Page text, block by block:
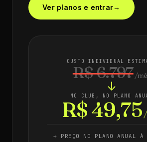
Ver planos e entrar→
CUSTO INDIVIDUAL
R$ 6.797/
↓
NO CLUB, NO PLANO
R$ 49,75
→ PREÇO NO PLANO ANUAL